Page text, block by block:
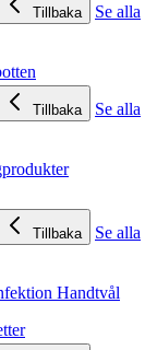
Tillbaka
Se alla
Tillbaka
Se alla
Tillbaka
Se alla
Handtvål